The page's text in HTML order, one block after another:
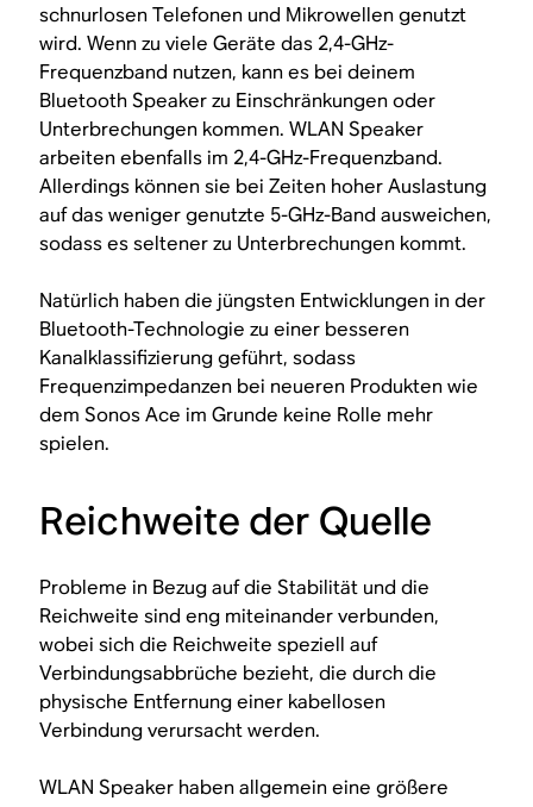
schnurlosen Telefonen und Mikrowellen genutzt
wird. Wenn zu viele Geräte das 2,4-GHz-
Frequenzband nutzen, kann es bei deinem
Bluetooth Speaker zu Einschränkungen oder
Unterbrechungen kommen. WLAN Speaker
arbeiten ebenfalls im 2,4-GHz-Frequenzband.
Allerdings können sie bei Zeiten hoher Auslastung
auf das weniger genutzte 5-GHz-Band ausweichen,
sodass es seltener zu Unterbrechungen kommt.
Natürlich haben die jüngsten Entwicklungen in der
Bluetooth-Technologie zu einer besseren
Kanalklassifizierung geführt, sodass
Frequenzimpedanzen bei neueren Produkten wie
dem Sonos Ace im Grunde keine Rolle mehr
spielen.
Reichweite der Quelle
Probleme in Bezug auf die Stabilität und die
Reichweite sind eng miteinander verbunden,
wobei sich die Reichweite speziell auf
Verbindungsabbrüche bezieht, die durch die
physische Entfernung einer kabellosen
Verbindung verursacht werden.
WLAN Speaker haben allgemein eine größere